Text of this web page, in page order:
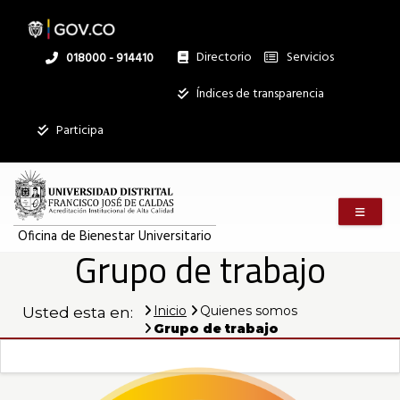
contenido
Linea
018000 - 914410 Directorio
Institucional
Servicios
Índices de transparencia
Participa
Oficina de Bienestar Universitario
Grupo de trabajo
Usted esta en: Inicio
Quienes somos
Grupo de trabajo
registros
Buscar:
Servicios
Ningún dato
disponible en
Mostrando
registros
0